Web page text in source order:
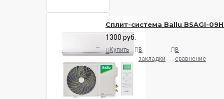
Сплит-система Ballu BSAGI-
1300 руб.
Купить
В
закладки
В
сравнение